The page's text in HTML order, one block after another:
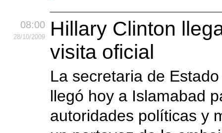
08:00
28/10/2009
Hillary Clinton
visita oficial
La secretaria de
llegó hoy a Islamabad
autoridades políticas y